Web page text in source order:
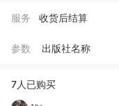
服务 收货后结算
参数 出版社名称
7人已购买
嵇*
佳**佳